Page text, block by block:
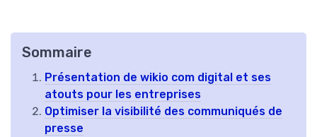
Sommaire
Présentation de wikio com digital et ses
atouts pour les entreprises
Optimiser la visibilité des communiqués de
presse